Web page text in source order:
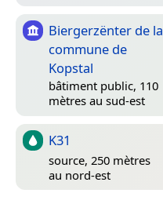
Biergerzënter de la
commune de
Kopstal
bâtiment public, 110
mètres au sud-est
K31
source, 250 mètres
au nord-est